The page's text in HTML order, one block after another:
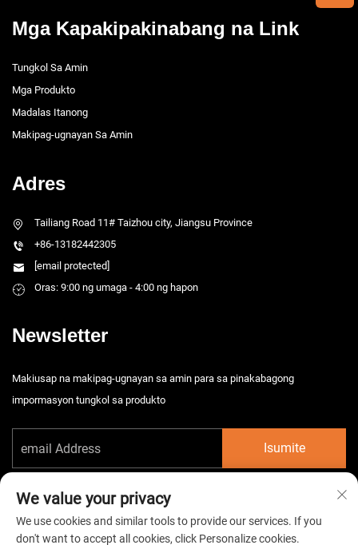
Mga Kapakipakinabang na Link
Tungkol Sa Amin
Mga Produkto
Madalas Itanong
Makipag-ugnayan Sa Amin
Adres
Tailiang Road 11# Taizhou city, Jiangsu Province
+86-13182442305
[email protected]
Oras: 9:00 ng umaga - 4:00 ng hapon
Newsletter
Makiusap na makipag-ugnayan sa amin para sa pinakabagong
impormasyon tungkol sa produkto
Isumite
We value your privacy
We use cookies and similar tools to provide our services. If you
don't want to accept all cookies, click Personalize cookies.